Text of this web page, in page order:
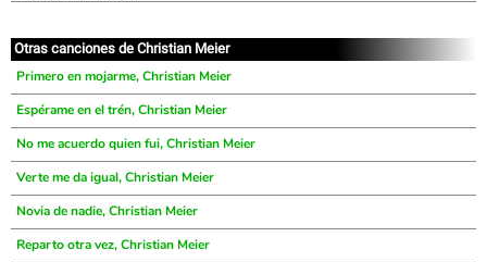
Otras canciones de Christian Meier
Primero en mojarme, Christian Meier
Espérame en el trén, Christian Meier
No me acuerdo quien fui, Christian Meier
Verte me da igual, Christian Meier
Novia de nadie, Christian Meier
Reparto otra vez, Christian Meier